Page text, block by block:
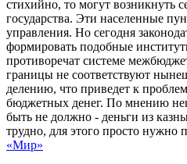
стихийно, то могут возникнуть
государства. Эти населенные
управления. Но сегодня
формировать подобные
противоречат системе
границы не соответствуют
делению, что приведет к
бюджетных денег. По мнению
быть не должно - деньги из
трудно, для этого просто нужно
«Мир»